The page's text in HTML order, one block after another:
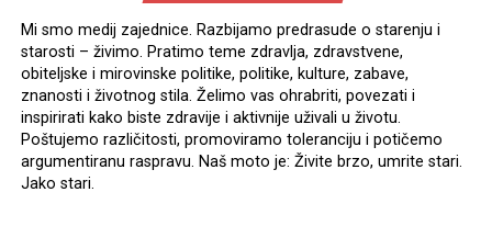
Mi smo medij zajednice. Razbijamo predrasude o starenju i
starosti – živimo. Pratimo teme zdravlja, zdravstvene,
obiteljske i mirovinske politike, politike, kulture, zabave,
znanosti i životnog stila. Želimo vas ohrabriti, povezati i
inspirirati kako biste zdravije i aktivnije uživali u životu.
Poštujemo različitosti, promoviramo toleranciju i potičemo
argumentiranu raspravu. Naš moto je: Živite brzo, umrite stari.
Jako stari.